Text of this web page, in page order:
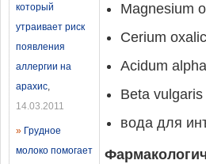
который
утраивает риск
появления
аллергии на
арахис,
14.03.2011
» Грудное
молоко помогает
Magnesium
Cerium
Acidum
Beta
вода для